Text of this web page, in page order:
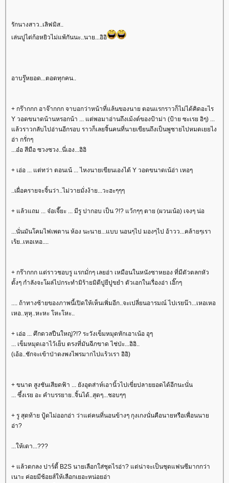
รักนางสาว..เลิฟมิส..
เล่นปูไต่ก้อหยิวไม่แพ้กันนะ..นาย...อิอิ
อาบรู๊หยอด...ตอดทุกคน..
+ กร๊ากกก อาจ๊ากกก จาบอกว่าหน้าที่แล้นของนาย ตอนแรกราวก็ไม่ได้คิดอะไร
Y วอดขนาดน้านหรอกน้า ... แต่พอมาอ่านถึงเม้งต์ของป้าม่า (ป้าย ซะเรย อิๆ) ...
แล้วราวกลับไปอ่านอีกรอบ ราวก็เลยจิ้นคนที่นายเขียนถึงเป็นพูชายไปหมดเยยไง
อ่า กรั่กๆ
...อ๋อ สีมือ ซวงซวง..นี่เอง...อิอิ
+ เอ่อ ... แต่ทว่า ตอนเน้ ... ไหงนายเขียนเองได้ Y วอดขนาดเน้อ่า เหอๆ
..เผื่อครายจะจิ้นว่า..ไม่วายมั่งง้าย...วะฮะๆๆๆ
+ แล้วแถม ... จ๋อเจี๊ยะ ... มีรู ปากอบ เป็น ?!? แว้กๆๆ ตาย (ผวนเน้อ) เจงๆ น่อ
...นั่นมันโคมไฟเพดาน ห้อง นะนาย...แบบ นอนๆไป มองๆไป อ้าวว...คล้ายๆเรา
เร้ย..เหอเหอ....
+ กร๊ากกก แต่ราวชอบรู แรกมั่กๆ เลยอ่า เหมือนในหนังซาหยอง ที่มีตัวตลกหัว
ตั้งๆ กำลังจะโผล่ไปกระทำมิร้ายมิดีปูยีปูขยำ ตัวเอกในเรื่องอ่า เอิ๊กๆ
.... ถ้าทางซ้ายของภาพนี้เปิดให้เห็นเพิ่มอีก..จะเปลี่ยนอารมณ์ ไปเรยน๊า...เหอเหอ
เหอ..หุหุ..หะหะ โหะโหะ..
+ เอ่อ ... ศึกดวลปืนใหญ่?!? ระวังเข็มหมุดหักเอาเน้อ อุๆ
... เข็มหมุดเอาไว้เย็บ ตรงที่มันฉีกขาด ไช่ป่ะ...อิอิ..
(เอ้อ..ชักจะเข้าป่าดงพงไพรมากไปแร้วเรา อิอิ)
+ ขนาด สูงชันเสียดฟ้า ... ยังอุตส่าห์เอานิ้วไปเขี่ยปลายยอดได้อีกนะนั่น
... ซึ้งเรย อะ คำบรรยาย..จิ้นได้..สุดๆ...ชอบๆๆ
+ รู สุดท้าย ปู้ดไม่ออกอ่า ว่าแต่คนที่นอนข้างๆ กุงเกงนั่นคือนายหรือเพื่อนนาย
อ่า?
...ให้เดา...???
+ แล้วตกลง ปาร์ตี้ B2S นายเลือกใส่ชุดไรอ่า? แต่น่าจะเป็นชุดแฟนซีมากกว่า
เนาะ ค่อยมีช้อยส์ให้เลือกเยอะหน่อยอ่า